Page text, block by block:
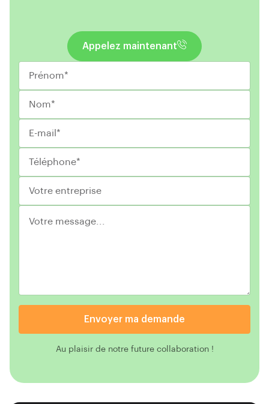
Appelez maintenant
Envoyer ma demande
Au plaisir de notre future collaboration !